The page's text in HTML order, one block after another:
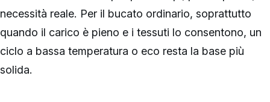
necessità reale. Per il bucato ordinario, soprattutto
quando il carico è pieno e i tessuti lo consentono, un
ciclo a bassa temperatura o eco resta la base più
solida.